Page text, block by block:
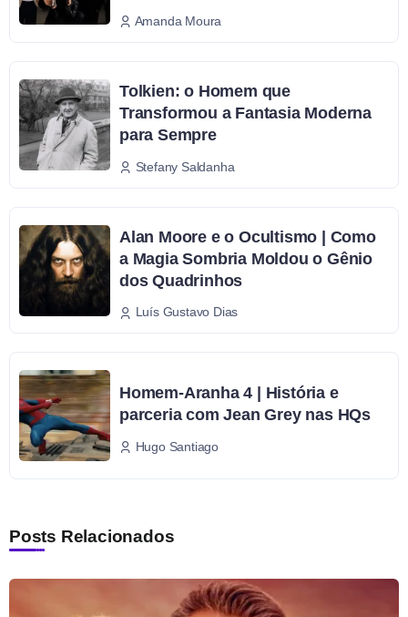
Amanda Moura
Tolkien: o Homem que
Transformou a Fantasia Moderna
para Sempre
Stefany Saldanha
Alan Moore e o Ocultismo | Como
a Magia Sombria Moldou o Gênio
dos Quadrinhos
Luís Gustavo Dias
Homem-Aranha 4 | História e
parceria com Jean Grey nas HQs
Hugo Santiago
Posts Relacionados